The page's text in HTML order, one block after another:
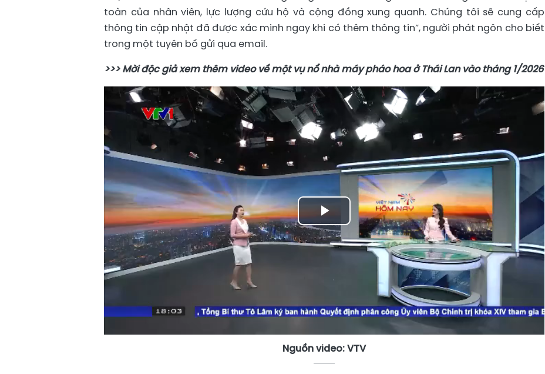
toàn của nhân viên, lực lượng cứu hộ và cộng đồng xung quanh. Chúng tôi sẽ cung cấp
thông tin cập nhật đã được xác minh ngay khi có thêm thông tin”, người phát ngôn cho biết
trong một tuyên bố gửi qua email.
>>> Mời độc giả xem thêm video về một vụ nổ nhà máy pháo hoa ở Thái Lan vào tháng 1/2026
Play
Video
Nguồn video: VTV